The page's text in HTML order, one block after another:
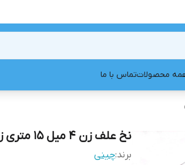
محصولاتتماس با ما
نخ علف زن ۴ میل ۱۵ متری زرد چهار گوش
برند:چینی